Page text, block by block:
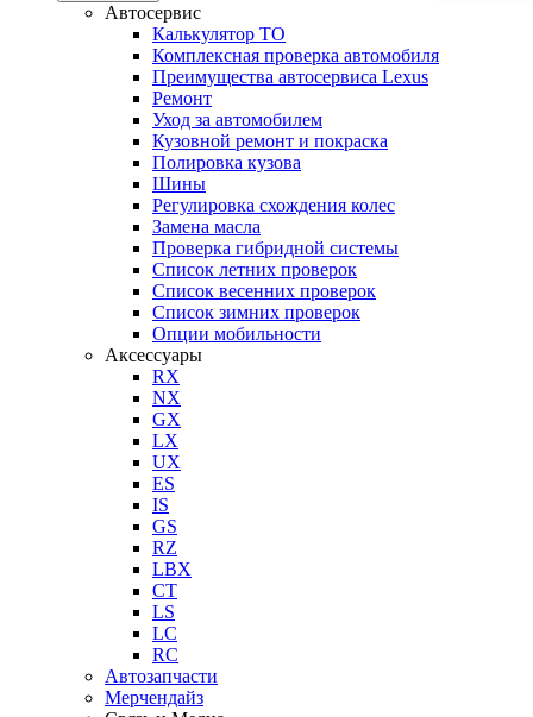
Автосервис
Калькулятор ТО
Комплексная проверка автомобиля
Преимущества автосервиса Lexus
Ремонт
Уход за автомобилем
Кузовной ремонт и покраска
Полировка кузова
Шины
Регулировка схождения колес
Замена масла
Проверка гибридной системы
Список летних проверок
Список весенних проверок
Список зимних проверок
Опции мобильности
Аксессуары
RX
NX
GX
LX
UX
ES
IS
GS
RZ
LBX
CT
LS
LC
RC
Автозапчасти
Мерчендайз